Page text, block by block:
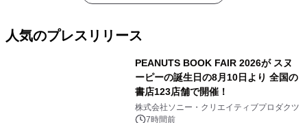
人気のプレスリリース
PEANUTS BOOK FAIR 2026が スヌ
ーピーの誕生日の8月10日より 全国の
書店123店舗で開催！
株式会社ソニー・クリエイティブプロダクツ
7時間前